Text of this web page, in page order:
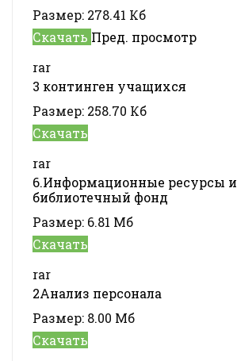
Размер: 278.41 Кб
Скачать Пред. просмотр
rar
3 континген учащихся
Размер: 258.70 Кб
Скачать
rar
6.Информационные ресурсы и
библиотечный фонд
Размер: 6.81 Мб
Скачать
rar
2Анализ персонала
Размер: 8.00 Мб
Скачать